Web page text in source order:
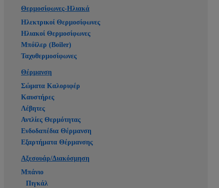
Θερμοσίφωνες-Ηλιακά
Ηλεκτρικοί Θερμοσίφωνες
Ηλιακοί Θερμοσίφωνες
Μπόϊλερ (Boiler)
Ταχυθερμοσίφωνες
Θέρμανση
Σώματα Καλοριφέρ
Καυστήρες
Λέβητες
Αντλίες Θερμότητας
Ενδοδαπέδια Θέρμανση
Εξαρτήματα Θέρμανσης
Αξεσουάρ/Διακόσμηση
Μπάνιο
Πιγκάλ